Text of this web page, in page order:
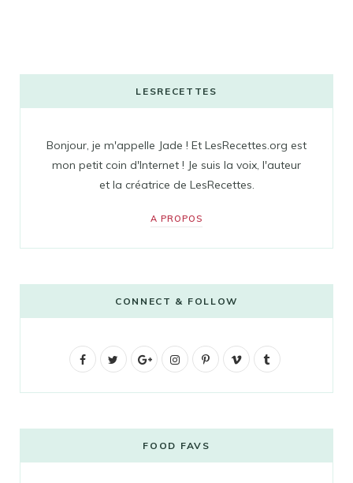
LESRECETTES
Bonjour, je m'appelle Jade ! Et LesRecettes.org est
mon petit coin d'Internet ! Je suis la voix, l'auteur
et la créatrice de LesRecettes.
A PROPOS
CONNECT & FOLLOW
F
b
t
G
g
l
I
t
a
P
e
V
o
l
FOOD FAVS